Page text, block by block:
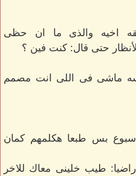
اخيه والذى ما ان حظى
حتى قال: كنت فين ؟
ماشى فى اللى انت مصمم
بس طبعا هكلمهم كمان
طيب خلينى معاك للاخر